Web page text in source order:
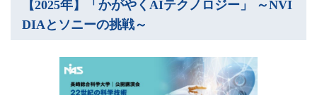
受験生・高校教員の方
一般・社会人の方
【2025年】「かがやくAIテクノロジー」 ～NVI
DIAとソニーの挑戦～